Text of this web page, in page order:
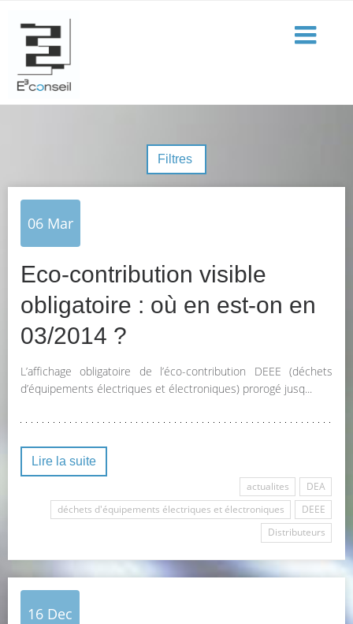
06 Mar
Eco-contribution visible
obligatoire : où en est-on en
03/2014 ?
L’affichage obligatoire de l’éco-contribution DEEE (déchets
d’équipements électriques et électroniques) prorogé jusq...
Lire la suite
actualites
DEA
déchets d'équipements électriques et électroniques
DEEE
Distributeurs
16 Dec
Filtres